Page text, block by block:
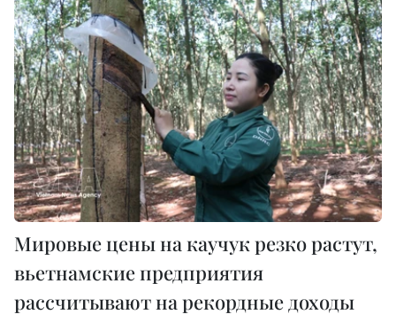
Мировые цены на каучук резко растут,
вьетнамские предприятия
рассчитывают на рекордные доходы